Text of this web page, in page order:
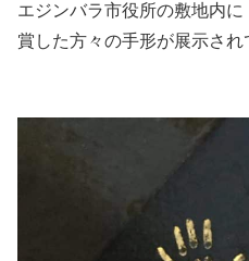
エジンバラ市役所の敷地内
賞した方々の手形が展示され